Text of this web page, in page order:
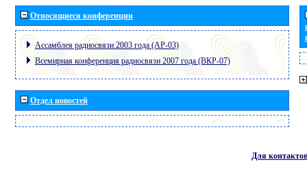
Относящиеся конференции
Ассамблея радиосвязи 2003 года (АР-03)
Всемирная конференция радиосвязи 2007 года (ВКР-07)
Отдел новостей
Для контактов